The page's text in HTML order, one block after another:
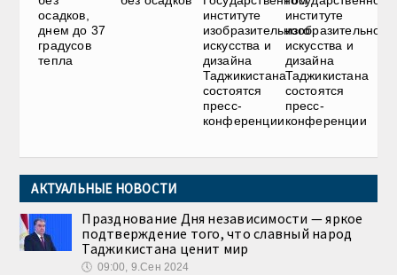
осадков,
днем до 37
градусов
тепла
институте
изобразительного
искусства и
дизайна
Таджикистана
состоятся
пресс-
конференции
институте
изобразительного
искусства и
дизайна
Таджикистана
состоятся
пресс-
конференции
АКТУАЛЬНЫЕ НОВОСТИ
Празднование Дня независимости — яркое
подтверждение того, что славный народ
Таджикистана ценит мир
🕔 09:00, 9.Сен 2024